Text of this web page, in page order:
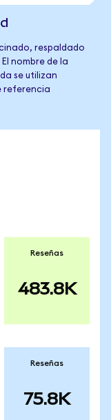
respaldado
nombre de la
se utilizan
referencia
Reseñas
483.8K
Reseñas
75.8K